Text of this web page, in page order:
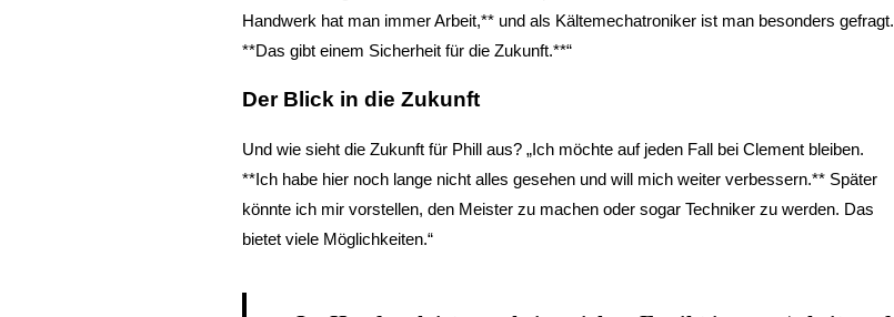
Handwerk hat man immer Arbeit,** und als Kältemechatroniker ist man besonders gefragt.
**Das gibt einem Sicherheit für die Zukunft.**“
Der Blick in die Zukunft
Und wie sieht die Zukunft für Phill aus? „Ich möchte auf jeden Fall bei Clement bleiben.
**Ich habe hier noch lange nicht alles gesehen und will mich weiter verbessern.** Später
könnte ich mir vorstellen, den Meister zu machen oder sogar Techniker zu werden. Das
bietet viele Möglichkeiten.“